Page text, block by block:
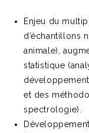
Enjeu du
d’échantillons
animale),
statistique
et des
spectrologie).